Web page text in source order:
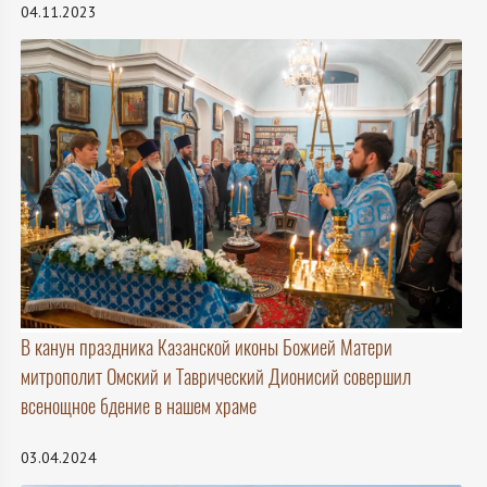
04.11.2023
В канун праздника Казанской иконы Божией Матери
митрополит Омский и Таврический Дионисий совершил
всенощное бдение в нашем храме
03.04.2024